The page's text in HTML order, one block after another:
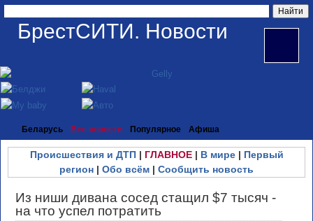
БрестСИТИ. Новости
Беларусь Все новости Популярное Афиша
Происшествия и ДТП| ГЛАВНОЕ| В мире| Первый
регион | Обо всём | Сообщить новость
Из ниши дивана сосед стащил $7 тысяч -
на что успел потратить